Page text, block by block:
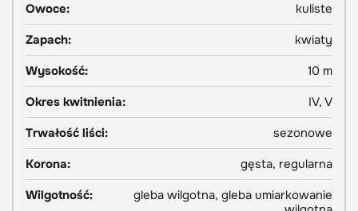
Owoce:
kuliste
Zapach:
kwiaty
Wysokość:
10 m
Okres kwitnienia:
IV, V
Trwałość liści:
sezonowe
Korona:
gęsta, regularna
Wilgotność:
gleba wilgotna, gleba umiarkowanie